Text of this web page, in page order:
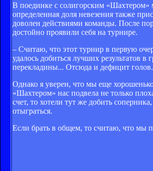
В поединке с солигорским «Шахтером»
определенная доля невезения также
доволен действиями команды. После
достойно проявили себя на турнире.
– Считаю, что этот турнир в первую
удалось добиться лучших результатов
перекладины... Отсюда и дефицит голов.
Однако я уверен, что мы еще
«Шахтером» нас подвела не только
счет, то хотели тут же добить
отыграться.
Если брать в общем, то считаю, что мы